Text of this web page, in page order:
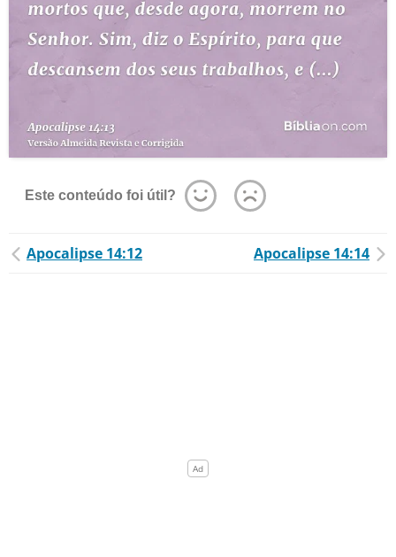
Este conteúdo foi útil?
Apocalipse 14:12 Apocalipse 14:14